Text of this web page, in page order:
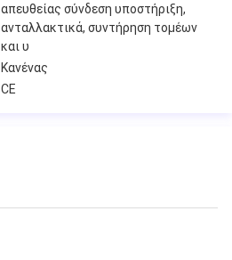
απευθείας σύνδεση υποστήριξη,
ανταλλακτικά, συντήρηση τομέων
και υ
Κανένας
CE